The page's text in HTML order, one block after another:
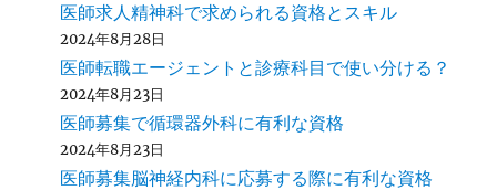
医師求人精神科で求められる資格とスキル
2024年8月28日
医師転職エージェントと診療科目で使い分ける？
2024年8月23日
医師募集で循環器外科に有利な資格
2024年8月23日
医師募集脳神経内科に応募する際に有利な資格